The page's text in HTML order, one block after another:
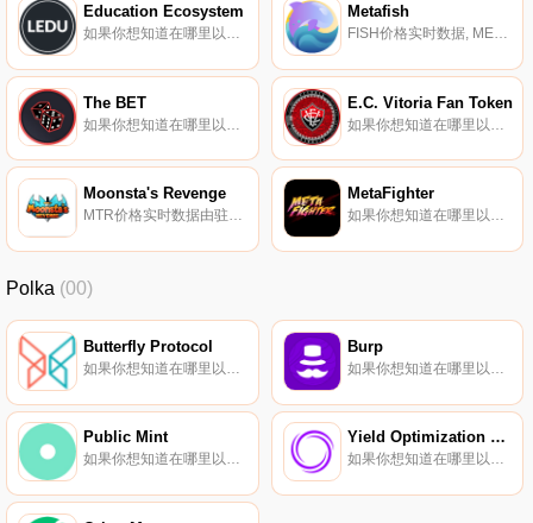
Education Ecosystem
如果你想知道在哪里以当前价格购买Education Ecosystem,目前交易{Education Ecosystem]股票的顶级加密货币交易所是Mercatox。您可以在我们的加密货币交易所页面上找到其他列表.
Metafish
FISH价格实时数据, METAFISH是币安智能链上第一款获得Metaverse NFT游戏的推荐游戏,灵感来自名为“一起玩”的流行游戏。METAFISH是一个巨大的数字宇宙,用户在其中扮演渔民的角色,他们的鱼竿是有价值和可销售的NFT资产.
The BET E.C. Vitoria Fan Token
Moonsta's Revenge
MTR价格实时数据由驻越南团队于2021年10月2日推出。Moonsta's Revenge是币安智能链（BSC）上的数字怪物和英雄宇宙直播的完整平台.
MetaFighter
如果你想知道在哪里以当前价格购买MetaFighter,目前交易{MetaFighter]股票的顶级加密货币交易所是DigiFinex。您可以在我们的加密货币交易所页面上找到其他列表。玩家可以购买、出借或租赁战士和竞技场、他们装饰的皮肤,以及他们用来战胜对手的超能力.
Polka (00)
Butterfly Protocol Burp
Public Mint
如果你想知道在哪里以当前价格购买Public Mint,目前交易{Public Mint]股票的顶级加密货币交易所是Uniswap（V2）和Bittrex。您可以在我们的加密货币交易所页面上找到其他列表.
Yield Optimization Platform & Protocol
如果你想知道在哪里以当前价格购买Yield Optimization Platform & Protocol,目前交易{Yield Optimization Platform & Protocol]股票的顶级加密货币交易所是KuCoin、Gate.io和Uniswap（V2）.